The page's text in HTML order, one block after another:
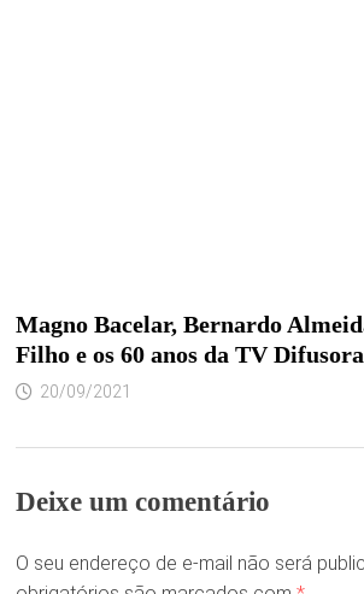
Magno Bacelar, Bernardo
Filho e os 60 anos da TV
20/09/2021
Deixe um comentário
O seu endereço de e-mail não será